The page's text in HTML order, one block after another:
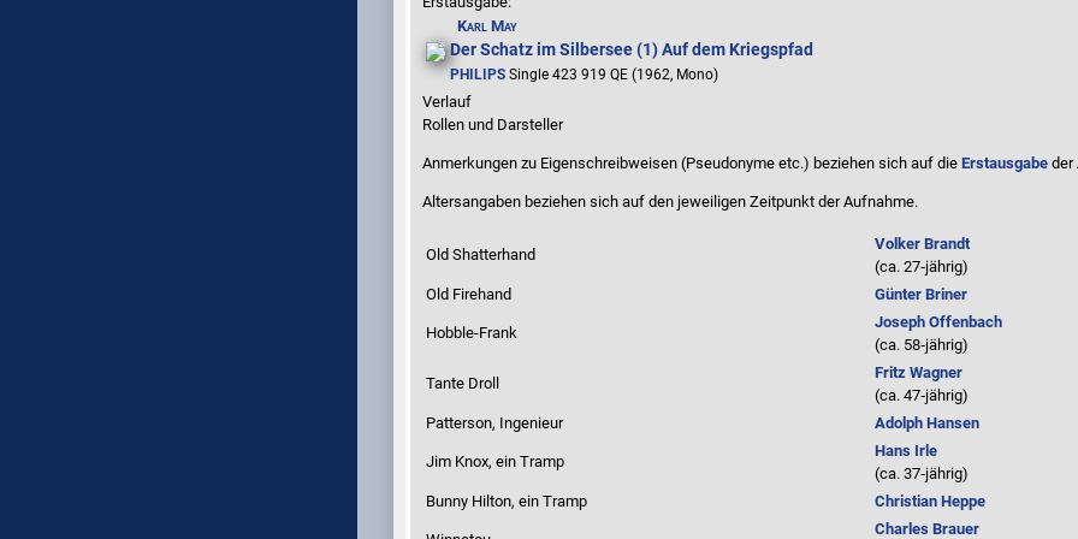
Karl May
Der Schatz im Silbersee (1) Auf dem Kriegspfad
PHILIPS Single 423 919 QE (1962, Mono)
Verlauf
Rollen und Darsteller
Anmerkungen zu Eigenschreibweisen (Pseudonyme etc.) beziehen sich auf die Erstausgabe der
Altersangaben beziehen sich auf den jeweiligen Zeitpunkt der Aufnahme.
Old Shatterhand
Volker Brandt
(ca. 27‑jährig)
Old Firehand
Günter Briner
Hobble-Frank
Joseph Offenbach
(ca. 58‑jährig)
Tante Droll
Fritz Wagner
(ca. 47‑jährig)
Patterson, Ingenieur
Adolph Hansen
Jim Knox, ein Tramp
Hans Irle
(ca. 37‑jährig)
Bunny Hilton, ein Tramp
Christian Heppe
Charles Brauer